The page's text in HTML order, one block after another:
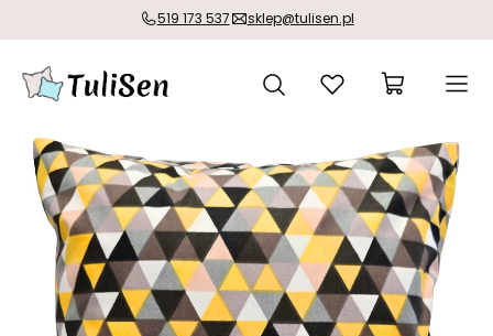
519 173 537 sklep@tulisen.pl